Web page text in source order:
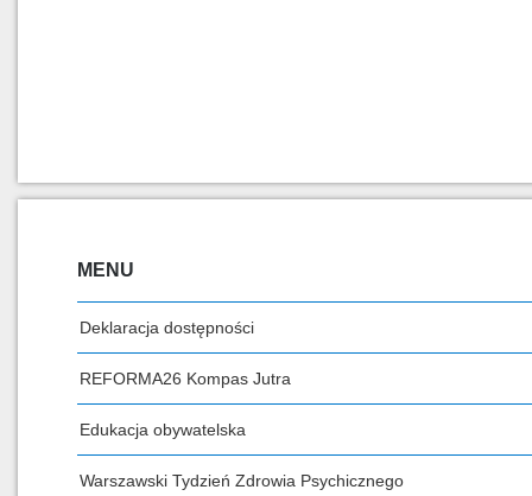
MENU
Deklaracja dostępności
REFORMA26 Kompas Jutra
Edukacja obywatelska
Warszawski Tydzień Zdrowia Psychicznego